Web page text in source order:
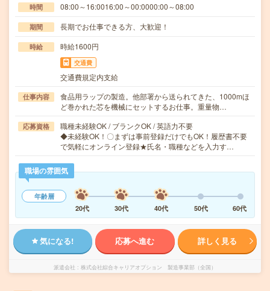
時間 08:00～16:0016:00～00:0000:00～08:00
期間 長期でお仕事できる方、大歓迎！
時給 時給1600円
交通費
交通費規定内支給
仕事内容
食品用ラップの製造。他部署から送られてきた、1000mほ
ど巻かれた芯を機械にセットするお仕事。重量物…
応募資格
職種未経験OK / ブランクOK / 英語力不要
◆未経験OK！〇まずは事前登録だけでもOK！履歴書不要
で気軽にオンライン登録★氏名・職種などを入力す…
職場の雰囲気
年齢層
20代
30代 40代 50代 60代
気になる! 応募へ進む 詳しく見る
派遣会社 株式会社綜合キャリアオプション 製造事業部（全国）